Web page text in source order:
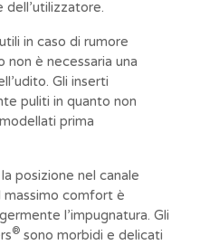
dell’utilizzatore.
in caso di rumore
è necessaria una
Gli inserti
puliti in quanto non
prima
posizione nel canale
comfort è
l’impugnatura. Gli
®sono morbidi e delicati